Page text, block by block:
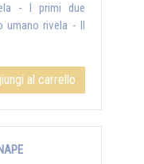
- I primi due
umano rivela - Il
al carrello